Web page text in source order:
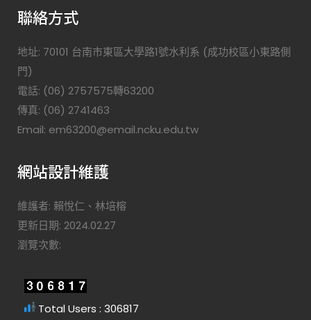
聯絡方式
地址: 70101 台南市東區大學路1號水利系 (成功校區小東路側
門)
電話: (06) 2757575轉63200
傳真: (06) 2741463
Email: em63200@email.ncku.edu.tw
網站設計維護
維護者: 賴悅仁、林培榕
更新日期: 2024.02.27
瀏覽次數:
Total Users : 306817